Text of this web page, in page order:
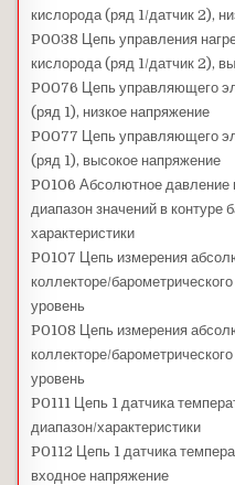
кислорода (ряд 1/датчик 2),
P0038 Цепь управления
кислорода (ряд 1/датчик 2),
P0076 Цепь управляющего
(ряд 1), низкое напряжение
P0077 Цепь управляющего
(ряд 1), высокое напряжение
P0106 Абсолютное давление
диапазон значений в контуре
характеристики
P0107 Цепь измерения
коллекторе/
уровень
P0108 Цепь измерения
коллекторе/
уровень
P0111 Цепь 1 датчика
диапазон/характеристики
P0112 Цепь 1 датчика
входное напряжение